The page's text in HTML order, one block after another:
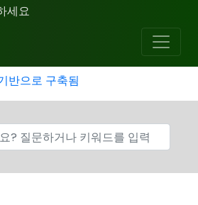
세요
반으로 구축됨